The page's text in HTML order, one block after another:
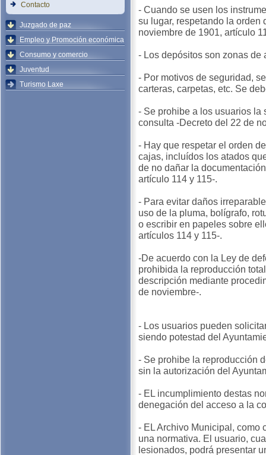
Contacto
Juzgado de paz
Empleo y Promoción económica
Consumo y comercio
Juventud
Turismo Laxe
- Cuando se usen los
su lugar, respetando la orden
noviembre de 1901, artículo
- Los depósitos son zonas de
- Por motivos de seguridad,
carteras, carpetas, etc. Se
- Se prohibe a los usuarios
consulta -Decreto del 22 de
- Hay que respetar el orden
cajas, incluídos los atados
de no dañar la
artículo 114 y 115-.
- Para evitar daños
uso de la pluma, bolígrafo,
o escribir en papeles sobre
artículos 114 y 115-.
-De acuerdo con la Ley de
prohibida la reproducción
descripción mediante
de noviembre-.
- Los usuarios pueden
siendo potestad del
- Se prohibe la reproducción
sin la autorización del
- EL incumplimiento destas
denegación del acceso a la
- EL Archivo Municipal, como
una normativa. El usuario,
lesionados, podrá presentar